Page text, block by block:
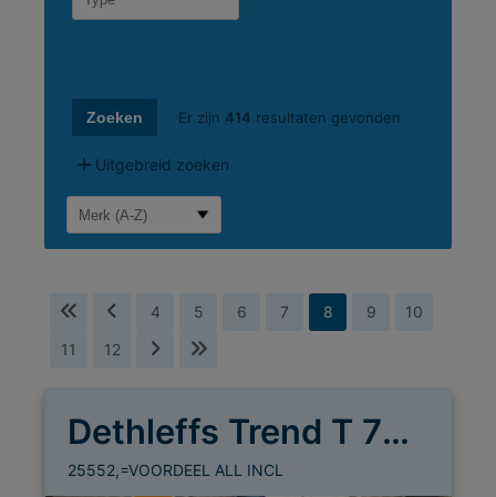
Er zijn 414 resultaten gevonden
Uitgebreid zoeken
4 5 6 7 8 9
10
11
12
Dethleffs Trend T 7057 DBL
25552,=VOORDEEL ALL INCL